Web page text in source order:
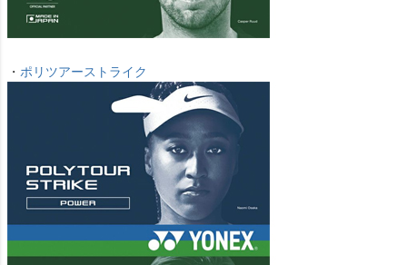
・ ポリツアーストライク